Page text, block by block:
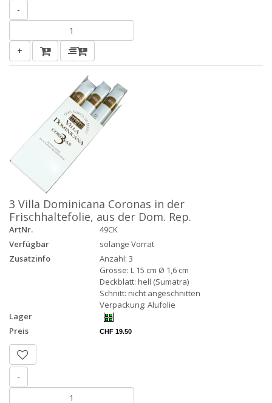
-
+
3 Villa Dominicana Coronas in der
Frischhaltefolie, aus der Dom. Rep.
ArtNr.
49CK
Verfügbar
solange Vorrat
Zusatzinfo
Anzahl: 3
Grösse: L 15 cm Ø 1,6 cm
Deckblatt: hell (Sumatra)
Schnitt: nicht angeschnitten
Verpackung: Alufolie
Lager
Preis
CHF 19.50
-